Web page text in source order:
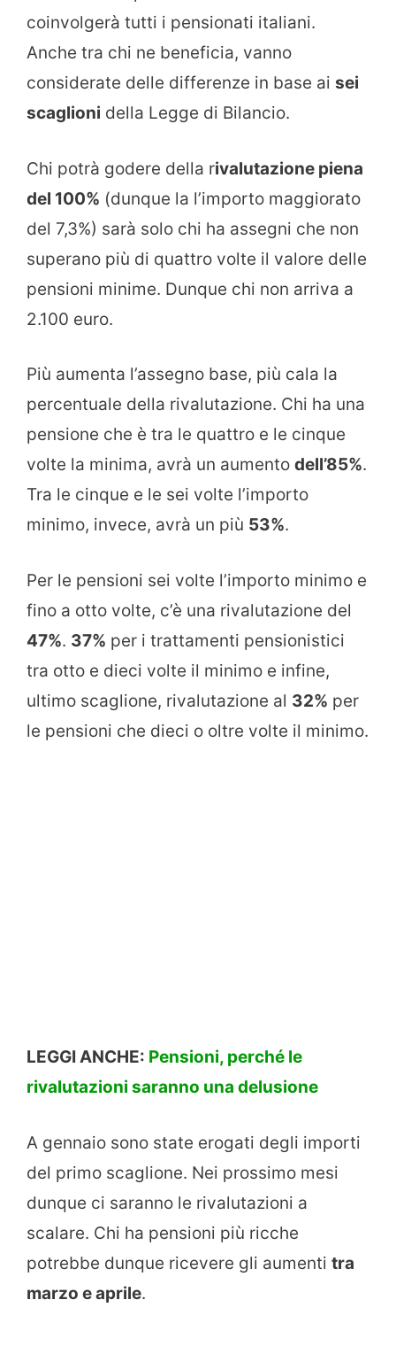
coinvolgerà tutti i pensionati italiani.
Anche tra chi ne beneficia, vanno
considerate delle differenze in base ai sei
scaglioni della Legge di Bilancio.
Chi potrà godere della rivalutazione piena
del 100% (dunque la l’importo maggiorato
del 7,3%) sarà solo chi ha assegni che non
superano più di quattro volte il valore delle
pensioni minime. Dunque chi non arriva a
2.100 euro.
Più aumenta l’assegno base, più cala la
percentuale della rivalutazione. Chi ha una
pensione che è tra le quattro e le cinque
volte la minima, avrà un aumento dell’85%.
Tra le cinque e le sei volte l’importo
minimo, invece, avrà un più 53%.
Per le pensioni sei volte l’importo minimo e
fino a otto volte, c’è una rivalutazione del
47%. 37% per i trattamenti pensionistici
tra otto e dieci volte il minimo e infine,
ultimo scaglione, rivalutazione al 32% per
le pensioni che dieci o oltre volte il minimo.
LEGGI ANCHE: Pensioni, perché le
rivalutazioni saranno una delusione
A gennaio sono state erogati degli importi
del primo scaglione. Nei prossimo mesi
dunque ci saranno le rivalutazioni a
scalare. Chi ha pensioni più ricche
potrebbe dunque ricevere gli aumenti tra
marzo e aprile.